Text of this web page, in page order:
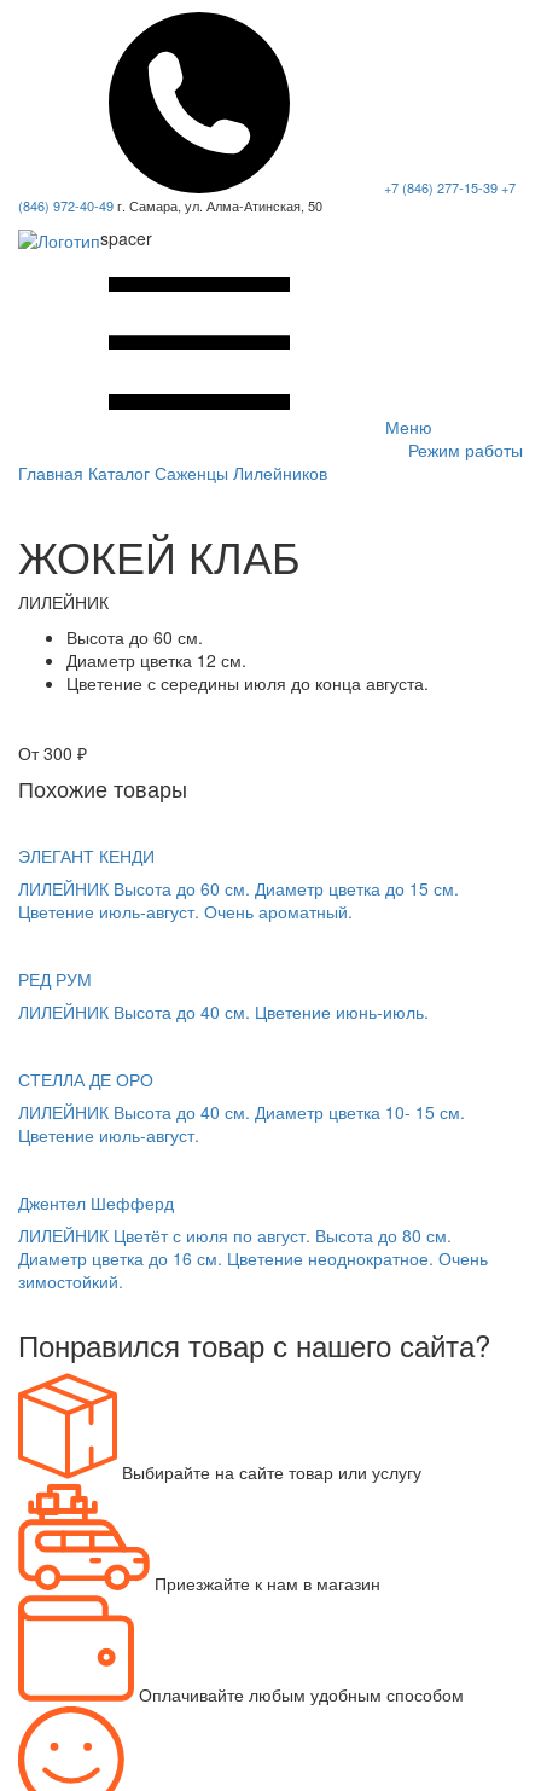
+7 (846) 277-15-39+7
(846) 972-40-49г. Самара, ул. Алма-Атинская, 50
spacer
Меню
Режим работы
Главная Каталог Саженцы Лилейников
ЖОКЕЙ КЛАБ
ЛИЛЕЙНИК
Высота до 60 см.
Диаметр цветка 12 см.
Цветение с середины июля до конца августа.
От300 ₽
Похожие товары
ЭЛЕГАНТ КЕНДИ
ЛИЛЕЙНИК Высота до 60 см. Диаметр цветка до 15 см.
Цветение июль-август. Очень ароматный.
РЕД РУМ
ЛИЛЕЙНИК Высота до 40 см. Цветение июнь-июль.
СТЕЛЛА ДЕ ОРО
ЛИЛЕЙНИК Высота до 40 см. Диаметр цветка 10- 15 см.
Цветение июль-август.
Джентел Шефферд
ЛИЛЕЙНИК Цветёт с июля по август. Высота до 80 см.
Диаметр цветка до 16 см. Цветение неоднократное. Очень
зимостойкий.
Понравился товар с нашего сайта?
Выбирайте на сайте товар или услугу
Приезжайте к нам в магазин
Оплачивайте любым удобным способом